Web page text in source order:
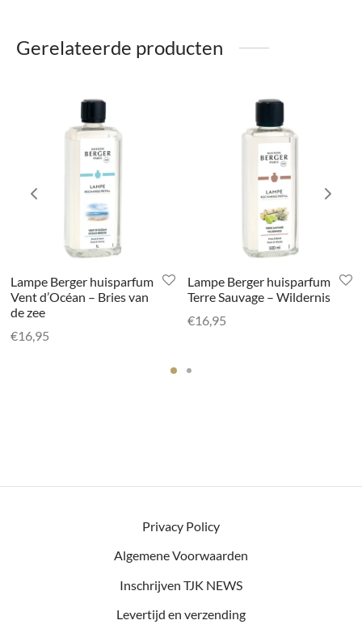
Gerelateerde producten
Lampe Berger huisparfum
Vent d’Océan – Bries van
de zee
€16,95
Lampe Berger huisparfum
Terre Sauvage – Wildernis
€16,95
Privacy Policy
Algemene Voorwaarden
Inschrijven TJK NEWS
Levertijd en verzending